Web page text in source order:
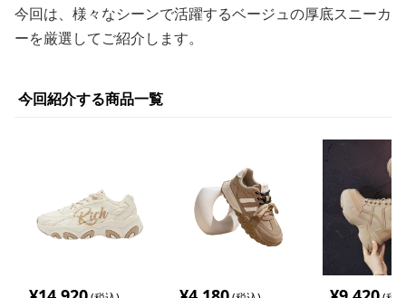
今回は、様々なシーンで活躍するベージュの厚底スニーカ
ーを厳選してご紹介します。
今回紹介する商品一覧